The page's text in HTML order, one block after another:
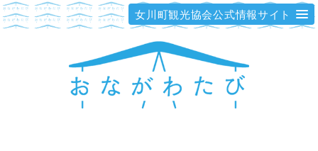
女川町観光協会公式情報サイト